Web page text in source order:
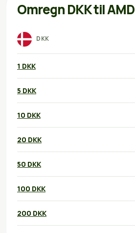
Omregn DKK til AMD
DKK
1 DKK
5 DKK
10 DKK
20 DKK
50 DKK
100 DKK
200 DKK